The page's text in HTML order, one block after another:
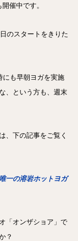
催中です。
のスタートをきりた
にも早朝ヨガを実施
、という方も、週末
、下の記事をご覧く
一の溶岩ホットヨガ
「オンザショア」で
？